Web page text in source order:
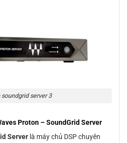
soundgrid server 3
Proton – SoundGrid Server
Server là máy chủ DSP chuyên